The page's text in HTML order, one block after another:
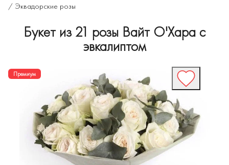
/ Эквадорские розы
Букет из 21 розы Вайт О'Хара с
эвкалиптом
Премиум